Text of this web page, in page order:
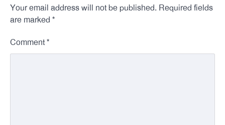
Your email address will not be published. Required fields
are marked *
Comment *